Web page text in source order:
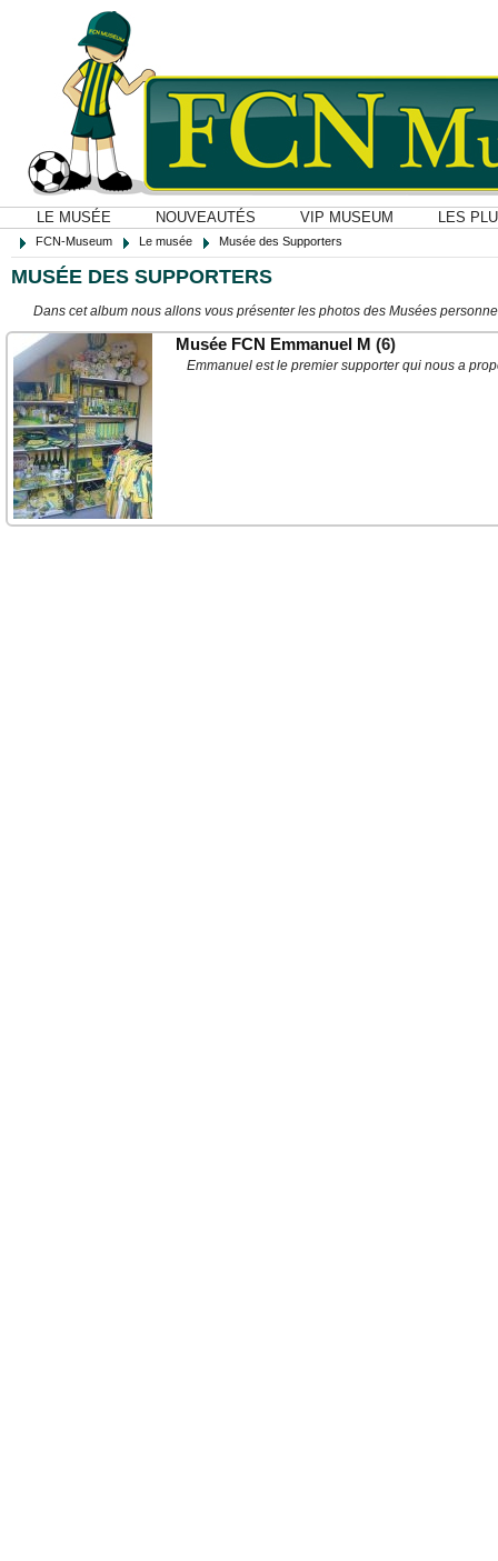
LE MUSÉE NOUVEAUTÉS VIP MUSEUM LES
FCN-Museum Le musée Musée des Supporters
MUSÉE DES SUPPORTERS
Dans cet album nous allons vous présenter les photos des Musées
Musée FCN Emmanuel M (6)
Emmanuel est le premier supporter qui nous a